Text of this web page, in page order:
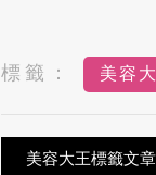
標籤： 美容
美容大王標籤文